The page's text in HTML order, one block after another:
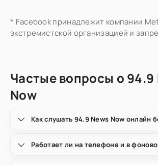
* Facebook принадлежит компании
экстремистской организацией и
Частые вопросы о 94.9
Now
Как слушать 94.9 News Now онлайн
Работает ли на телефоне и в